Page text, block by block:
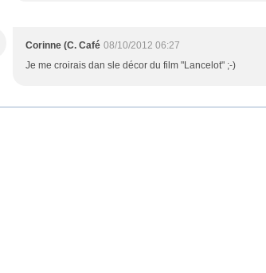
Corinne (C. Café 08/10/2012 06:27
Je me croirais dan sle décor du film "Lancelot" ;-)